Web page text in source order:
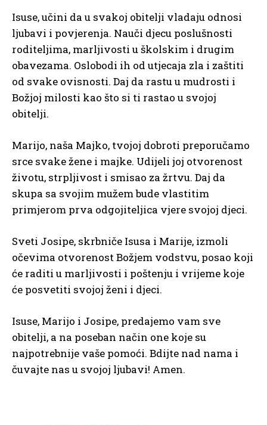
Isuse, učini da u svakoj obitelji vladaju odnosi
ljubavi i povjerenja. Nauči djecu poslušnosti
roditeljima, marljivosti u školskim i drugim
obavezama. Oslobodi ih od utjecaja zla i zaštiti
od svake ovisnosti. Daj da rastu u mudrosti i
Božjoj milosti kao što si ti rastao u svojoj
obitelji.
Marijo, naša Majko, tvojoj dobroti preporučamo
srce svake žene i majke. Udijeli joj otvorenost
životu, strpljivost i smisao za žrtvu. Daj da
skupa sa svojim mužem bude vlastitim
primjerom prva odgojiteljica vjere svojoj djeci.
Sveti Josipe, skrbniče Isusa i Marije, izmoli
očevima otvorenost Božjem vodstvu, posao koji
će raditi u marljivosti i poštenju i vrijeme koje
će posvetiti svojoj ženi i djeci.
Isuse, Marijo i Josipe, predajemo vam sve
obitelji, a na poseban način one koje su
najpotrebnije vaše pomoći. Bdijte nad nama i
čuvajte nas u svojoj ljubavi! Amen.